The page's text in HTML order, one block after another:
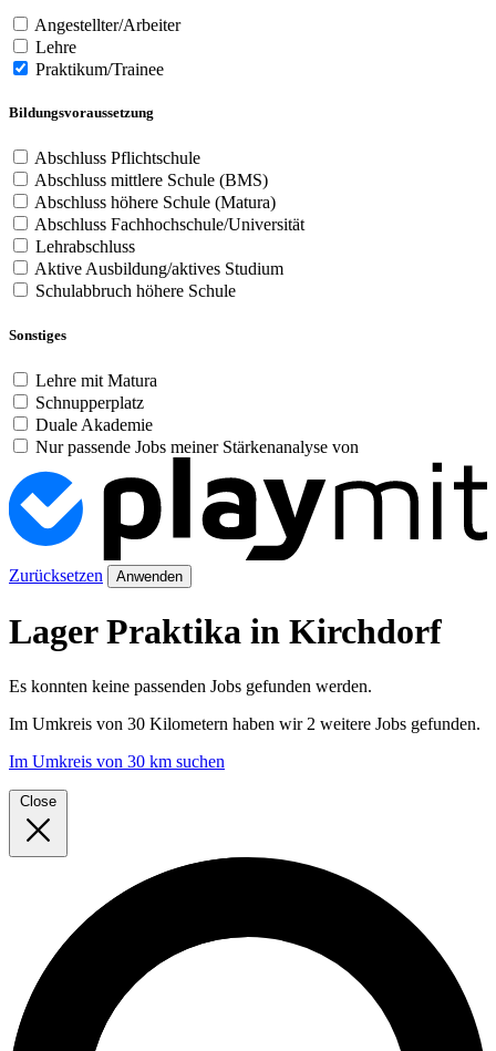
Angestellter/Arbeiter
Lehre
Praktikum/Trainee
Bildungsvoraussetzung
Abschluss Pflichtschule
Abschluss mittlere Schule (BMS)
Abschluss höhere Schule (Matura)
Abschluss Fachhochschule/Universität
Lehrabschluss
Aktive Ausbildung/aktives Studium
Schulabbruch höhere Schule
Sonstiges
Lehre mit Matura
Schnupperplatz
Duale Akademie
Nur passende Jobs meiner Stärkenanalyse von
Zurücksetzen Anwenden
Lager Praktika in Kirchdorf
Es konnten keine passenden Jobs gefunden werden.
Im Umkreis von 30 Kilometern haben wir 2 weitere Jobs gefunden.
Im Umkreis von 30 km suchen
Close